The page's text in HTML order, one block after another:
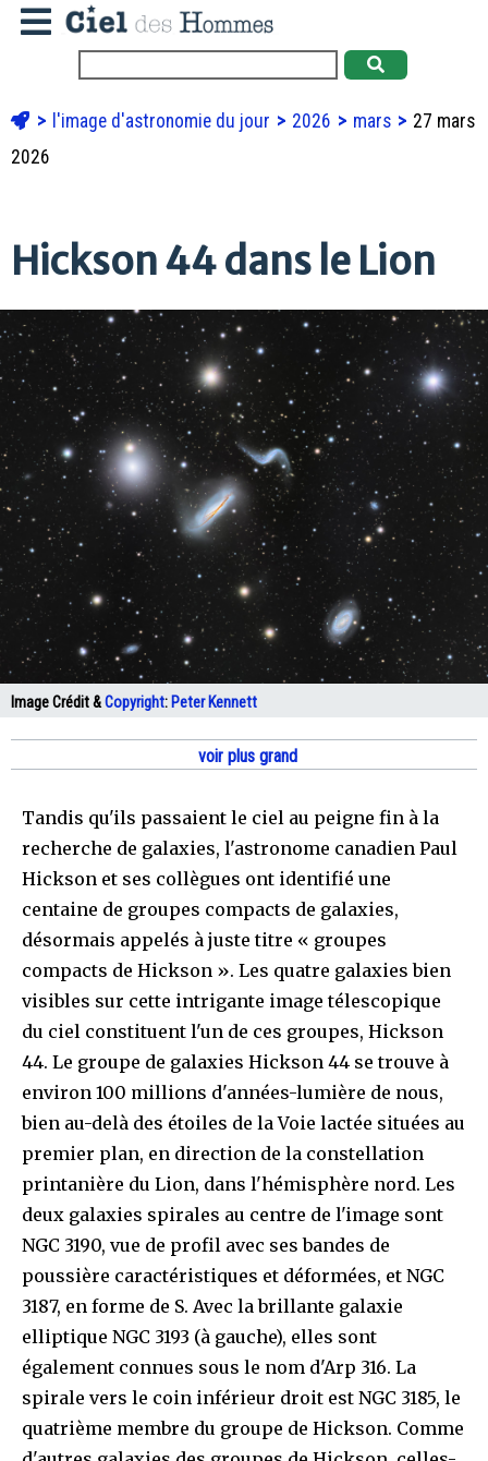
l'image d'astronomie du jour 2026 mars
27 mars
2026
Hickson 44 dans le Lion
Image Crédit &Copyright: Peter Kennett
voir plus grand
Tandis qu'ils passaient le ciel au peigne fin à la
recherche de galaxies, l'astronome canadien Paul
Hickson et ses collègues ont identifié une
centaine de groupes compacts de galaxies,
désormais appelés à juste titre « groupes
compacts de Hickson ». Les quatre galaxies bien
visibles sur cette intrigante image télescopique
du ciel constituent l'un de ces groupes, Hickson
44. Le groupe de galaxies Hickson 44 se trouve à
environ 100 millions d'années-lumière de nous,
bien au-delà des étoiles de la Voie lactée situées au
premier plan, en direction de la constellation
printanière du Lion, dans l'hémisphère nord. Les
deux galaxies spirales au centre de l'image sont
NGC 3190, vue de profil avec ses bandes de
poussière caractéristiques et déformées, et NGC
3187, en forme de S. Avec la brillante galaxie
elliptique NGC 3193 (à gauche), elles sont
également connues sous le nom d'Arp 316. La
spirale vers le coin inférieur droit est NGC 3185, le
quatrième membre du groupe de Hickson. Comme